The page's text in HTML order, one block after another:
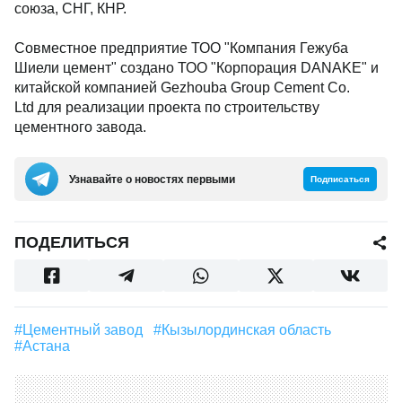
союза, СНГ, КНР.
Совместное предприятие ТОО "Компания Гежуба
Шиели цемент" создано ТОО "Корпорация DANAKE" и
китайской компанией Gezhouba Group Cement Co.
Ltd для реализации проекта по строительству
цементного завода.
Узнавайте о новостях первыми Подписаться
ПОДЕЛИТЬСЯ
#Цементный завод
#Кызылординская область
#Астана